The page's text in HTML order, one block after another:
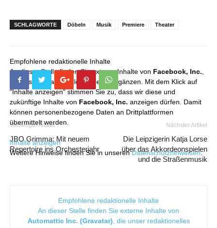
SCHLAGWORTE Döbeln Musik Premiere Theater
Empfohlene redaktionelle Inhalte
An dieser Stelle finden Sie externe Inhalte von Facebook, Inc.,
die unser redaktionelles Angebot ergänzen. Mit dem Klick auf
"Inhalte anzeigen" stimmen Sie zu, dass wir diese und
zukünftige Inhalte von Facebook, Inc. anzeigen dürfen. Damit
können personenbezogene Daten an Drittplattformen
übermittelt werden.
Inhalte anzeigen
Weitere Hinweise finden Sie in unserenDatenschutzhinweisen.
Vorheriger Artikel
JBO Grimma: Mit neuem
Repertoire ins Orchesterjahr
Nächster Artikel
Die Leipzigerin Katja Lorse
über das Akkordeonspielen
und die Straßenmusik
Empfohlene redaktionelle Inhalte
An dieser Stelle finden Sie externe Inhalte von
Automattic Inc. (Gravatar), die unser redaktionelles